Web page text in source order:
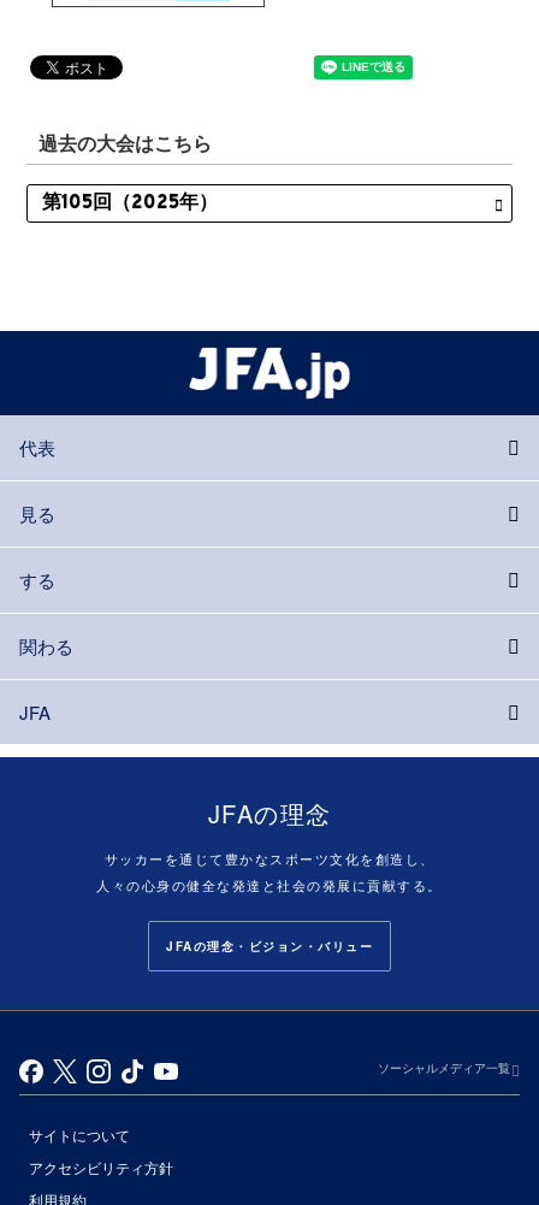
過去の大会はこちら
代表
見る
する
関わる
JFA
JFAの理念
サッカーを通じて豊かなスポーツ文化を創造し、
人々の心身の健全な発達と社会の発展に貢献する。
JFAの理念・ビジョン・バリュー
ソーシャルメディア一覧
サイトについて
アクセシビリティ方針
利用規約